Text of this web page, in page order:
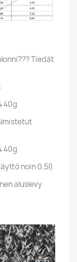
Tiedät
40g
40g
noin 0,5l)
aluslevy